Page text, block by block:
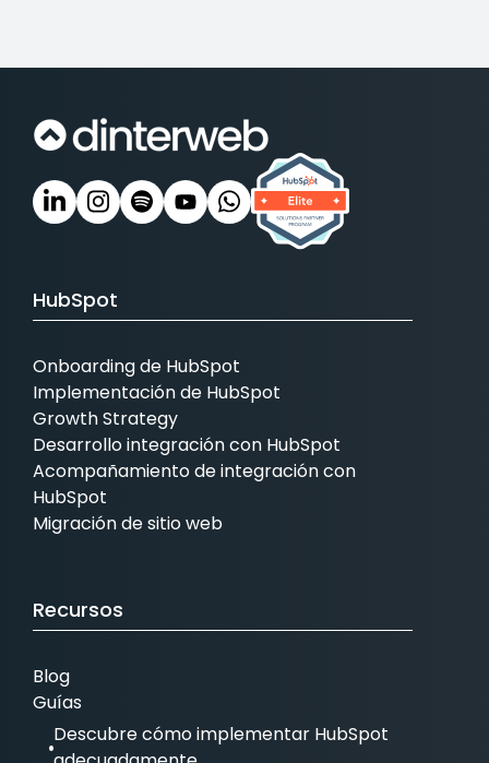
HubSpot
Onboarding de HubSpot
Implementación de HubSpot
Growth Strategy
Desarrollo integración con HubSpot
Acompañamiento de integración con
HubSpot
Migración de sitio web
Recursos
Blog
Guías
Descubre cómo implementar HubSpot